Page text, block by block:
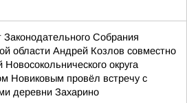
Законодательного Собрания
области Андрей Козлов совместно
Новосокольнического округа
Новиковым провёл встречу с
деревни Захарино